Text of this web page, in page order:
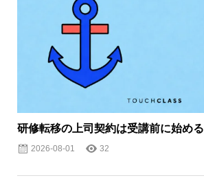
研修転移の上司契約は受講前に始める
2026-08-01 32